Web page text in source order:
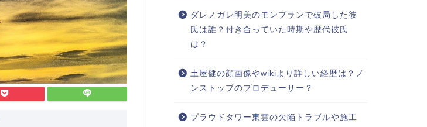
ダレノガレ明美のモンブランで破局した彼
氏は誰？付き合っていた時期や歴代彼氏
は？
土屋健の顔画像やwikiより詳しい経歴は？ノ
ンストップのプロデューサー？
プラウドタワー東雲の欠陥トラブルや施工